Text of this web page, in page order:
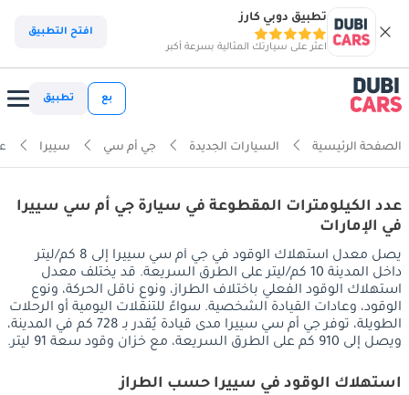
تطبيق دوبي كارز
اعثر على سيارتك المثالية بسرعة أكبر
افتح التطبيق
بع تطبيق
الصفحة الرئيسية السيارات الجديدة جي أم سي سييرا
عدد الكيلومترات المقطوعة في سيارة جي أم سي سييرا
في الإمارات
يصل معدل استهلاك الوقود في جي أم سي سييرا إلى 8 كم/ليتر
داخل المدينة 10 كم/ليتر على الطرق السريعة. قد يختلف معدل
استهلاك الوقود الفعلي باختلاف الطراز، ونوع ناقل الحركة، ونوع
الوقود، وعادات القيادة الشخصية. سواءً للتنقلات اليومية أو الرحلات
الطويلة، توفر جي أم سي سييرا مدى قيادة يُقدر بـ 728 كم في المدينة،
ويصل إلى 910 كم على الطرق السريعة، مع خزان وقود سعة 91 ليتر.
استهلاك الوقود في سييرا حسب الطراز